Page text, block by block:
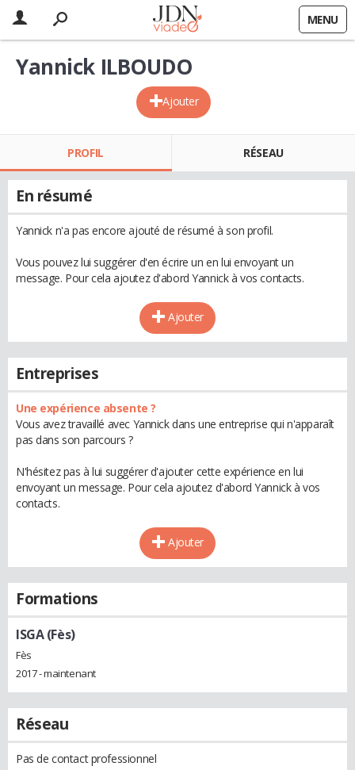
MENU
Ajouter
Yannick ILBOUDO
PROFIL RÉSEAU
En résumé
Yannick n'a pas encore ajouté de résumé à son profil.
Vous pouvez lui suggérer d'en écrire un en lui envoyant un
message. Pour cela ajoutez d'abord Yannick à vos contacts.
Ajouter
Entreprises
Une expérience absente ?
Vous avez travaillé avec Yannick dans une entreprise qui n'apparaît
pas dans son parcours ?
N'hésitez pas à lui suggérer d'ajouter cette expérience en lui
envoyant un message. Pour cela ajoutez d'abord Yannick à vos
contacts.
Ajouter
Formations
ISGA (Fès)
Fès
2017 - maintenant
Réseau
Pas de contact professionnel